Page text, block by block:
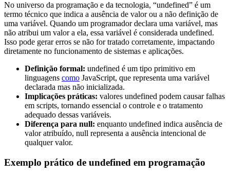
No universo da programação e da tecnologia, “undefined” é um
termo técnico que indica a ausência de valor ou a não definição de
uma variável. Quando um programador declara uma variável, mas
não atribui um valor a ela, essa variável é considerada undefined.
Isso pode gerar erros se não for tratado corretamente, impactando
diretamente no funcionamento de sistemas e aplicações.
Definição formal: undefined é um tipo primitivo em
linguagens como JavaScript, que representa uma variável
declarada mas não inicializada.
Implicações práticas: valores undefined podem causar falhas
em scripts, tornando essencial o controle e o tratamento
adequado dessas variáveis.
Diferença para null: enquanto undefined indica ausência de
valor atribuído, null representa a ausência intencional de
qualquer valor.
Exemplo prático de undefined em programação